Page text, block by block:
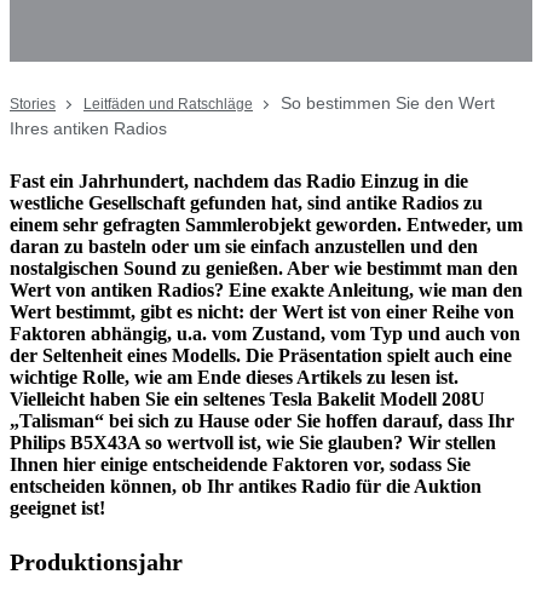
Stories Leitfäden und Ratschläge
So bestimmen Sie den Wert
Ihres antiken Radios
Fast ein Jahrhundert, nachdem das Radio Einzug in die
westliche Gesellschaft gefunden hat, sind antike Radios zu
einem sehr gefragten Sammlerobjekt geworden. Entweder, um
daran zu basteln oder um sie einfach anzustellen und den
nostalgischen Sound zu genießen. Aber wie bestimmt man den
Wert von antiken Radios? Eine exakte Anleitung, wie man den
Wert bestimmt, gibt es nicht: der Wert ist von einer Reihe von
Faktoren abhängig, u.a. vom Zustand, vom Typ und auch von
der Seltenheit eines Modells. Die Präsentation spielt auch eine
wichtige Rolle, wie am Ende dieses Artikels zu lesen ist.
Vielleicht haben Sie ein seltenes Tesla Bakelit Modell 208U
„Talisman“ bei sich zu Hause oder Sie hoffen darauf, dass Ihr
Philips B5X43A so wertvoll ist, wie Sie glauben? Wir stellen
Ihnen hier einige entscheidende Faktoren vor, sodass Sie
entscheiden können, ob Ihr antikes Radio für die Auktion
geeignet ist!
Produktionsjahr